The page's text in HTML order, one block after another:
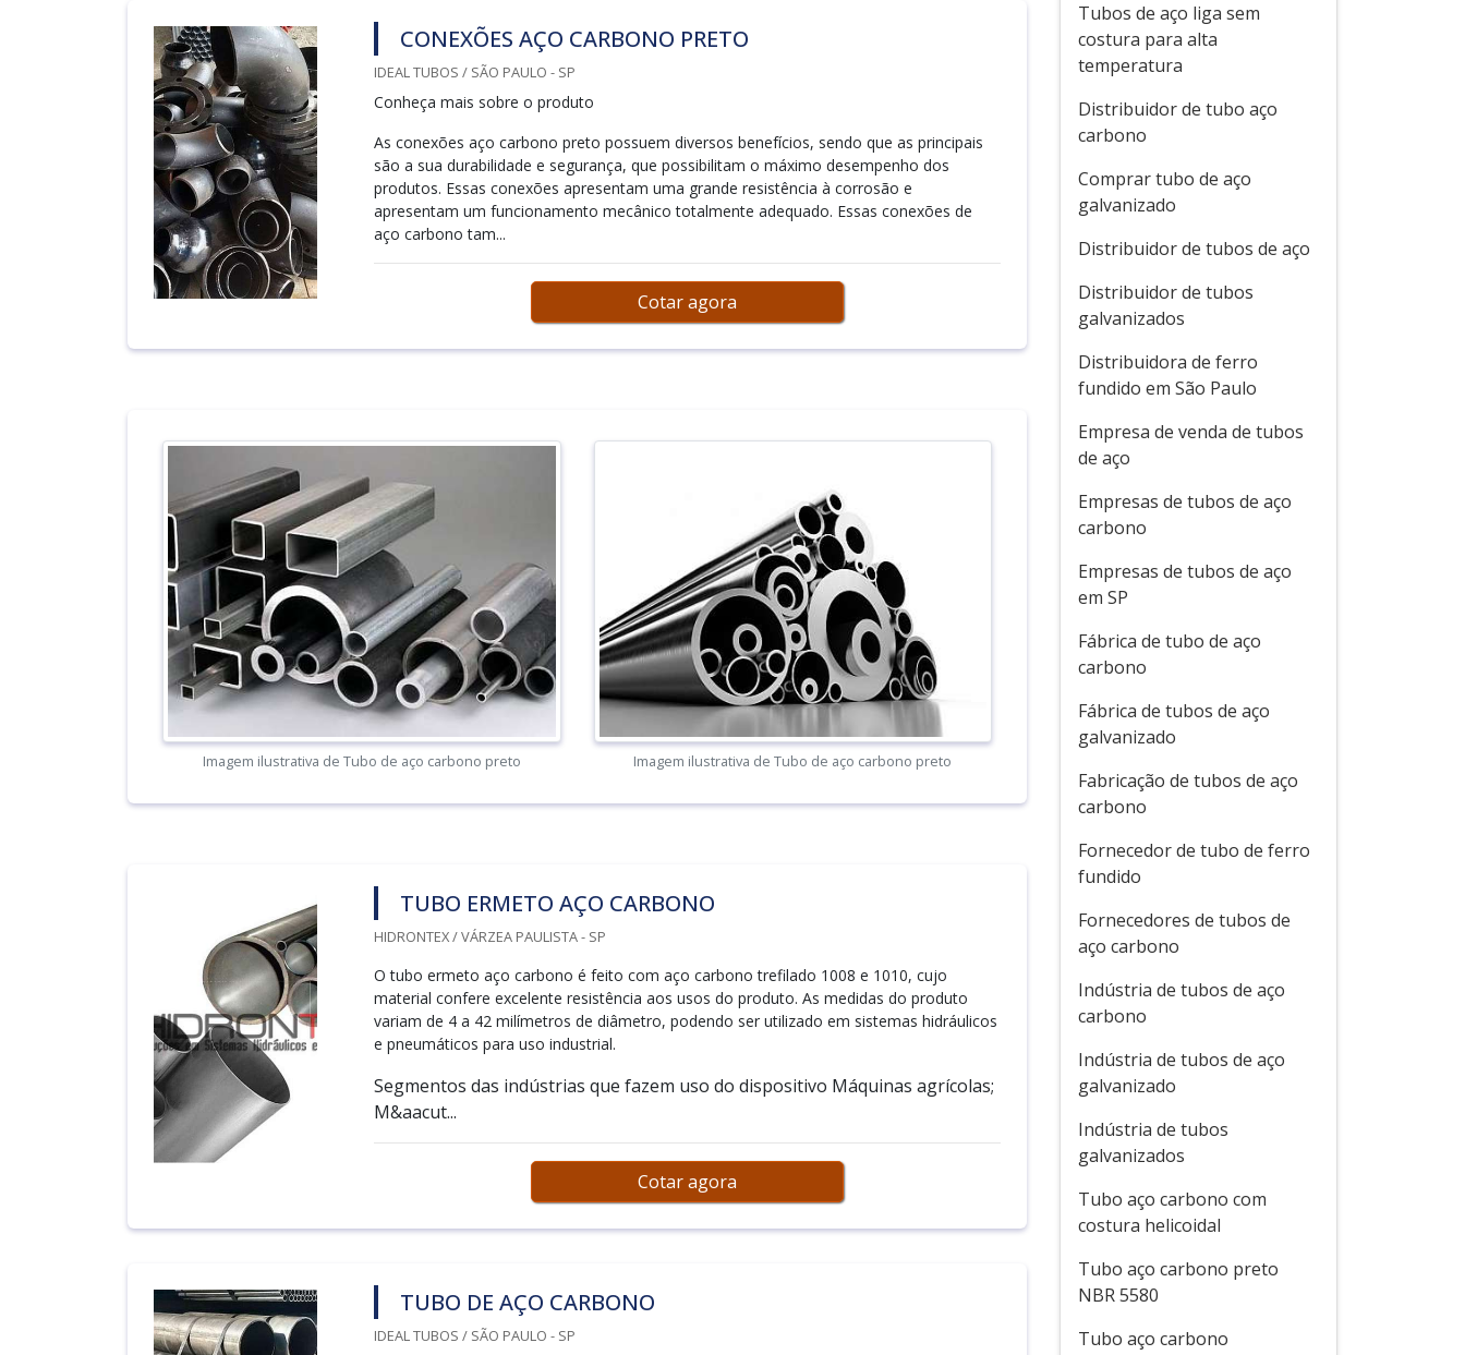
CONEXÕES AÇO CARBONO PRETO
IDEAL TUBOS / SÃO PAULO - SP
Conheça mais sobre o produto
As conexões aço carbono preto possuem diversos benefícios, sendo que as principais
são a sua durabilidade e segurança, que possibilitam o máximo desempenho dos
produtos. Essas conexões apresentam uma grande resistência à corrosão e
apresentam um funcionamento mecânico totalmente adequado. Essas conexões de
aço carbono tam...
Cotar agora
Imagem ilustrativa de Tubo de aço carbono preto Imagem ilustrativa de Tubo de aço carbono preto
TUBO ERMETO AÇO CARBONO
HIDRONTEX / VÁRZEA PAULISTA - SP
O tubo ermeto aço carbono é feito com aço carbono trefilado 1008 e 1010, cujo
material confere excelente resistência aos usos do produto. As medidas do produto
variam de 4 a 42 milímetros de diâmetro, podendo ser utilizado em sistemas hidráulicos
e pneumáticos para uso industrial.
Segmentos das indústrias que fazem uso do dispositivo Máquinas agrícolas;
M&aacut...
Cotar agora
TUBO DE AÇO CARBONO
IDEAL TUBOS / SÃO PAULO - SP
Tubos de aço liga sem
costura para alta
temperatura
Distribuidor de tubo aço
carbono
Comprar tubo de aço
galvanizado
Distribuidor de tubos de aço
Distribuidor de tubos
galvanizados
Distribuidora de ferro
fundido em São Paulo
Empresa de venda de tubos
de aço
Empresas de tubos de aço
carbono
Empresas de tubos de aço
em SP
Fábrica de tubo de aço
carbono
Fábrica de tubos de aço
galvanizado
Fabricação de tubos de aço
carbono
Fornecedor de tubo de ferro
fundido
Fornecedores de tubos de
aço carbono
Indústria de tubos de aço
carbono
Indústria de tubos de aço
galvanizado
Indústria de tubos
galvanizados
Tubo aço carbono com
costura helicoidal
Tubo aço carbono preto
NBR 5580
Tubo aço carbono